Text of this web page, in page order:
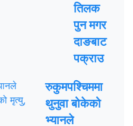
तिलक
पुन मगर
दाङबाट
पक्राउ
रुकुमपश्चिममा
थुनुवा बोकेको
भ्यानले